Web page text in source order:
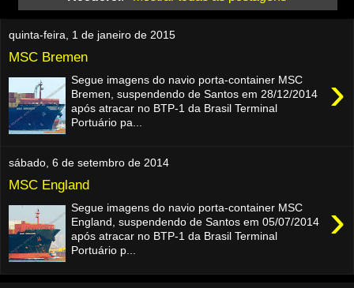
quinta-feira, 1 de janeiro de 2015
MSC Bremen
›
Segue imagens do navio porta-container MSC
Bremen, suspendendo de Santos em 28/12/2014
após atracar no BTP-1 da Brasil Terminal
Portuário pa...
sábado, 6 de setembro de 2014
MSC England
›
Segue imagens do navio porta-container MSC
England, suspendendo de Santos em 05/07/2014
após atracar no BTP-1 da Brasil Terminal
Portuário p...